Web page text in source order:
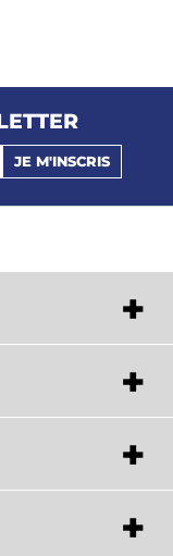
JE M'INSCRIS